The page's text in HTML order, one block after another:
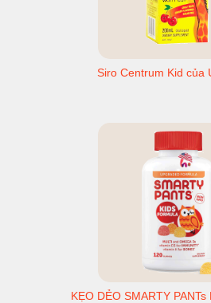
Siro Centrum Kid của
KẸO DẺO SMARTY